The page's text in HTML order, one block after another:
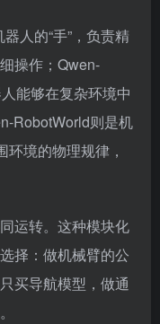
人的“手”，负责精
操作；Qwen-
能够在复杂环境中
RobotWorld则是机
环境的物理规律，
运转。这种模块化
择：做机械臂的公
买导航模型，做通